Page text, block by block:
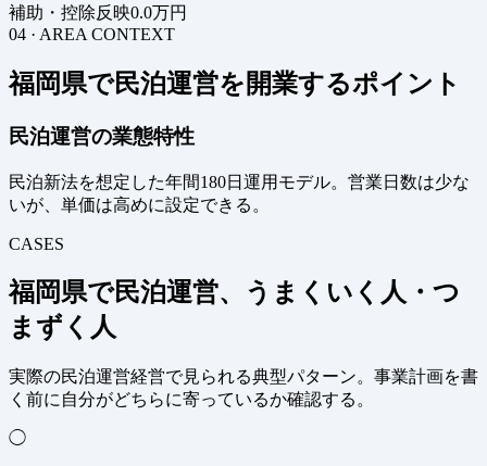
補助・控除反映0.0万円
04 · AREA CONTEXT
福岡県で民泊運営を開業するポイント
民泊運営の業態特性
民泊新法を想定した年間180日運用モデル。営業日数は少な
いが、単価は高めに設定できる。
CASES
福岡県で民泊運営、うまくいく人・つ
まずく人
実際の民泊運営経営で見られる典型パターン。事業計画を書
く前に自分がどちらに寄っているか確認する。
◯